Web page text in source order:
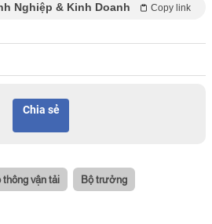
Nghiệp & Kinh Doanh Copy link
Chia sẻ
thông vận tải Bộ trưởng